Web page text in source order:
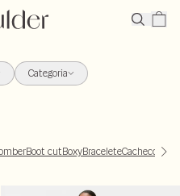
Categoria
Boot cutBoxyBraceleteCachecoeur